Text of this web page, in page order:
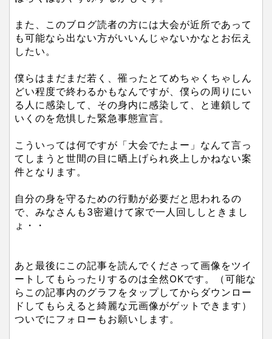
また、このブログ読者の方には大会が近所であって
も可能なら出ない方がいいんじゃないかなとお伝え
したい。
僕らはまだまだ若く、罹ったとてめちゃくちゃしん
どい程度で終わるかもなんですが、僕らの周りにい
る人に感染して、その身内に感染して、と連鎖して
いくのを危惧した緊急事態宣言。
こういっては何ですが「大会でたよー」なんて言っ
てしまうと世間の目に晒上げられ炎上しかねない案
件となります。
自分の身を守るための行動が必要だと思われるの
で、みなさんも3密避けて家で一人回ししときまし
ょ・・
あと最後にこの記事を読んでくださって画像をツイ
ートしてもらったりするのは全然OKです。（可能な
らこの記事内のグラフをタップしてからダウンロー
ドしてもらえると綺麗な元画像がゲットできます）
ついでにフォローもお願いします。